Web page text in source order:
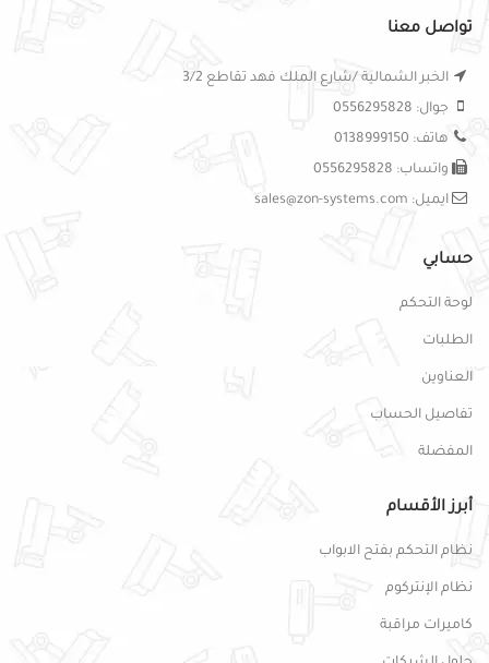
تواصل معنا
الخبر الشمالية /شارع الملك فهد تقاطع 3/2
جوال: 0556295828
هاتف: 0138999150
واتساب: 0556295828
ايميل: sales@zon-systems.com
حسابي
لوحة التحكم
الطلبات
العناوين
تفاصيل الحساب
المفضلة
أبرز الأقسام
نظام التحكم بفتح الابواب
نظام الإنتركوم
كاميرات مراقبة